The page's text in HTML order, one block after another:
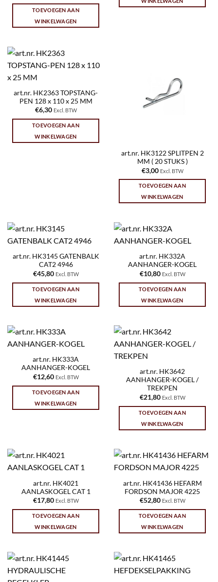
TOEVOEGEN AAN
WINKELWAGEN
art.nr. HK2363 TOPSTANG-
PEN 128 x 110 x 25 MM
€6,30 Excl. BTW
TOEVOEGEN AAN
WINKELWAGEN
art.nr. HK3122 SPLITPEN 2
MM ( 20 STUKS )
€3,00 Excl. BTW
TOEVOEGEN AAN
WINKELWAGEN
art.nr. HK3145 GATENBALK
CAT2 4946
€45,80 Excl. BTW
TOEVOEGEN AAN
WINKELWAGEN
art.nr. HK332A
AANHANGER-KOGEL
€10,80 Excl. BTW
TOEVOEGEN AAN
WINKELWAGEN
art.nr. HK333A
AANHANGER-KOGEL
€12,60 Excl. BTW
TOEVOEGEN AAN
WINKELWAGEN
art.nr. HK3642
AANHANGER-KOGEL /
TREKPEN
€21,80 Excl. BTW
TOEVOEGEN AAN
WINKELWAGEN
art.nr. HK4021
AANLASKOGEL CAT 1
€17,80 Excl. BTW
TOEVOEGEN AAN
WINKELWAGEN
art.nr. HK41436 HEFARM
FORDSON MAJOR 4225
€52,80 Excl. BTW
TOEVOEGEN AAN
WINKELWAGEN